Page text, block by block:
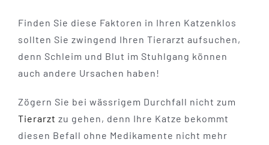
Finden Sie diese Faktoren in Ihren Katzenklos
sollten Sie zwingend Ihren Tierarzt aufsuchen,
denn Schleim und Blut im Stuhlgang können
auch andere Ursachen haben!
Zögern Sie bei wässrigem Durchfall nicht zum
Tierarzt zu gehen, denn Ihre Katze bekommt
diesen Befall ohne Medikamente nicht mehr